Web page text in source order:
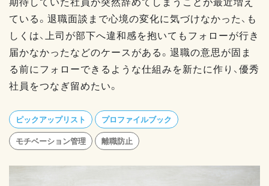
ている。退職面談まで心境の変化に気づけなかった、も
しくは、上司が部下へ違和感を抱いてもフォローが行き
届かなかったなどのケースがある。退職の意思が固ま
る前にフォローできるような仕組みを新たに作り、優秀
社員をつなぎ留めたい。
ピックアップリスト
プロファイルブック
モチベーション管理
離職防止